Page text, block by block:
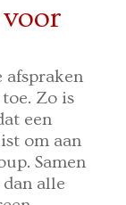
afspraken
Zo is
een
om aan
Samen
alle